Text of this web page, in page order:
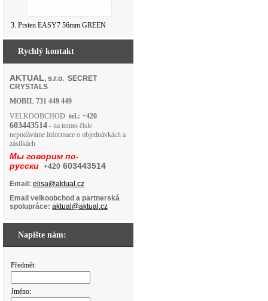
3. Prsten EASY7 56mm GREEN
Rychlý kontakt
AKTUAL, s.r.o. SECRET
CRYSTALS
MOBIL 731 449 449
VELKOOBCHOD tel.: +420
603443514 - na tomto čísle
nepodáváme informace o objednávkách a
zásilkách
Мы говорим по-
русски +420 603443514
Email: elisa@aktual.cz
Email velkoobchod a partnerská
spolupráce: aktual@aktual.cz
Napište nám:
Předmět:
Jméno: